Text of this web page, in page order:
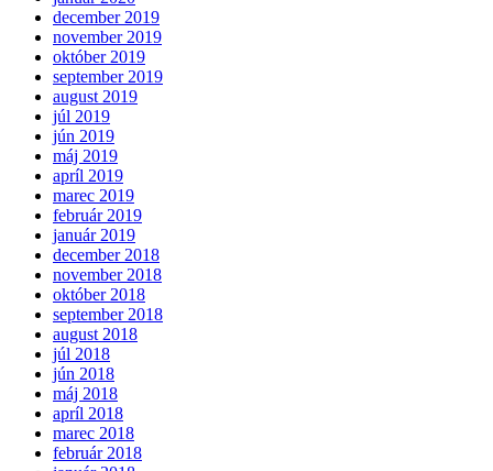
december 2019
november 2019
október 2019
september 2019
august 2019
júl 2019
jún 2019
máj 2019
apríl 2019
marec 2019
február 2019
január 2019
december 2018
november 2018
október 2018
september 2018
august 2018
júl 2018
jún 2018
máj 2018
apríl 2018
marec 2018
február 2018